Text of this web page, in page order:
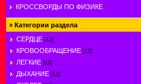
КРОССВОРДЫ ПО ФИЗИКЕ
» Категории раздела
СЕРДЦЕ [12]
КРОВООБРАЩЕНИЕ [12]
ЛЕГКИЕ [12]
ДЫХАНИЕ [12]